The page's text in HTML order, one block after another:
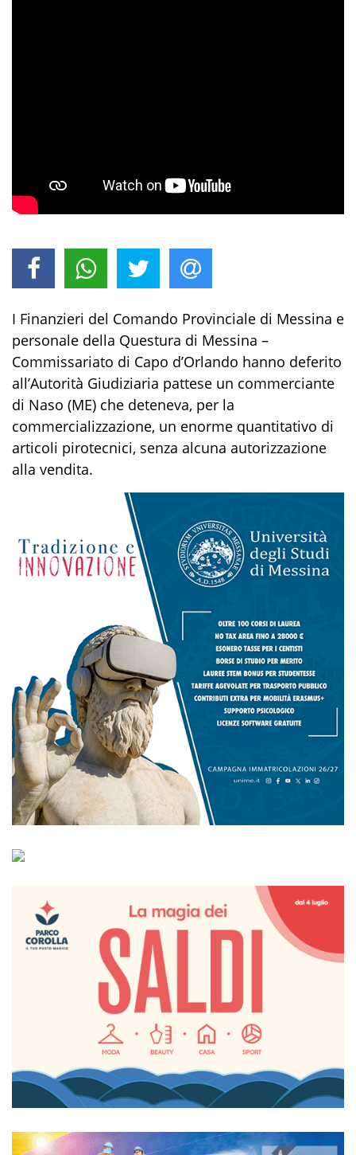
I Finanzieri del Comando Provinciale di Messina e
personale della Questura di Messina –
Commissariato di Capo d’Orlando hanno deferito
all’Autorità Giudiziaria pattese un commerciante
di Naso (ME) che deteneva, per la
commercializzazione, un enorme quantitativo di
articoli pirotecnici, senza alcuna autorizzazione
alla vendita.